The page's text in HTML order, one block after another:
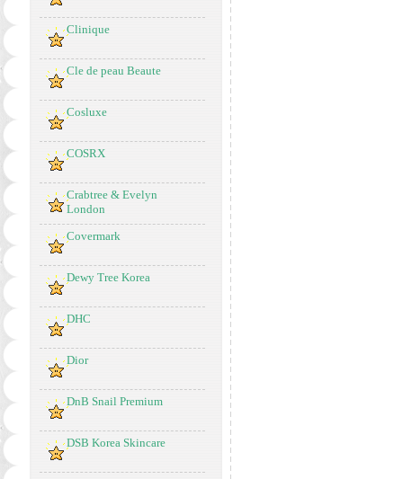
Clinique
Cle de peau Beaute
Cosluxe
COSRX
Crabtree & Evelyn
London
Covermark
Dewy Tree Korea
DHC
Dior
DnB Snail Premium
DSB Korea Skincare